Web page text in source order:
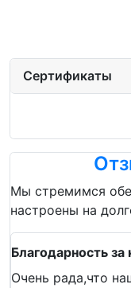
Сертификаты
Мы стремимся
настроены на
Благодарность за
Очень рада,что